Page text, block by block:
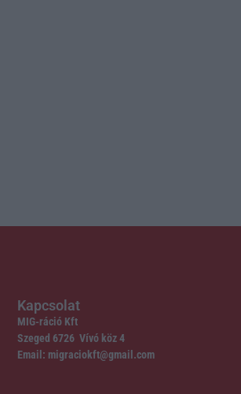
Kapcsolat
MIG-ráció Kft
Szeged 6726 Vívó köz 4
Email: migraciokft@gmail.com